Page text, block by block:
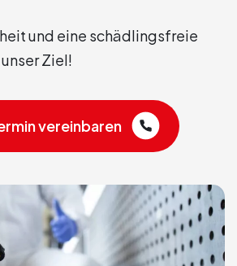
und eine schädlingsfreie
Ziel!
vereinbaren